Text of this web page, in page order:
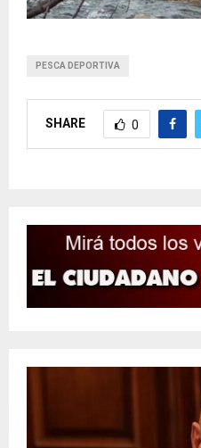
PESCA DEPORTIVA
SHARE 0